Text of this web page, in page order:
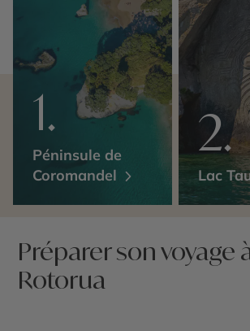
Péninsule de
Coromandel
Lac
Préparer son voyage
Rotorua